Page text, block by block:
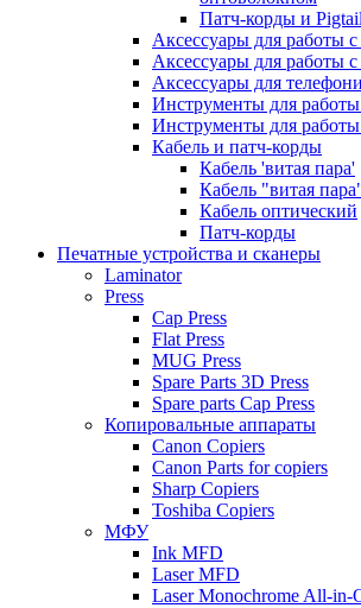
Патч-корды и
Аксессуары для работы
Аксессуары для работы
Аксессуары для
Инструменты для
Инструменты для
Кабель и патч-корды
Кабель 'витая пара'
Кабель "витая
Кабель оптический
Патч-корды
Печатные устройства и сканеры
Laminator
Press
Cap Press
Flat Press
MUG Press
Spare Parts 3D Press
Spare parts Cap Press
Копировальные аппараты
Canon Copiers
Canon Parts for copiers
Sharp Copiers
Toshiba Copiers
МФУ
Ink MFD
Laser MFD
Laser Monochrome All-in-